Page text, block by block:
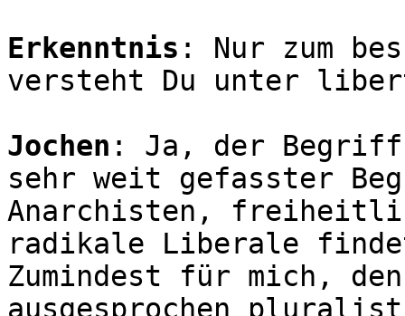
Erkenntnis : Nur zum
versteht Du unter
Jochen : Ja, der
sehr weit gefasster
Anarchisten,
radikale Liberale
Zumindest für mich,
ausgesprochen